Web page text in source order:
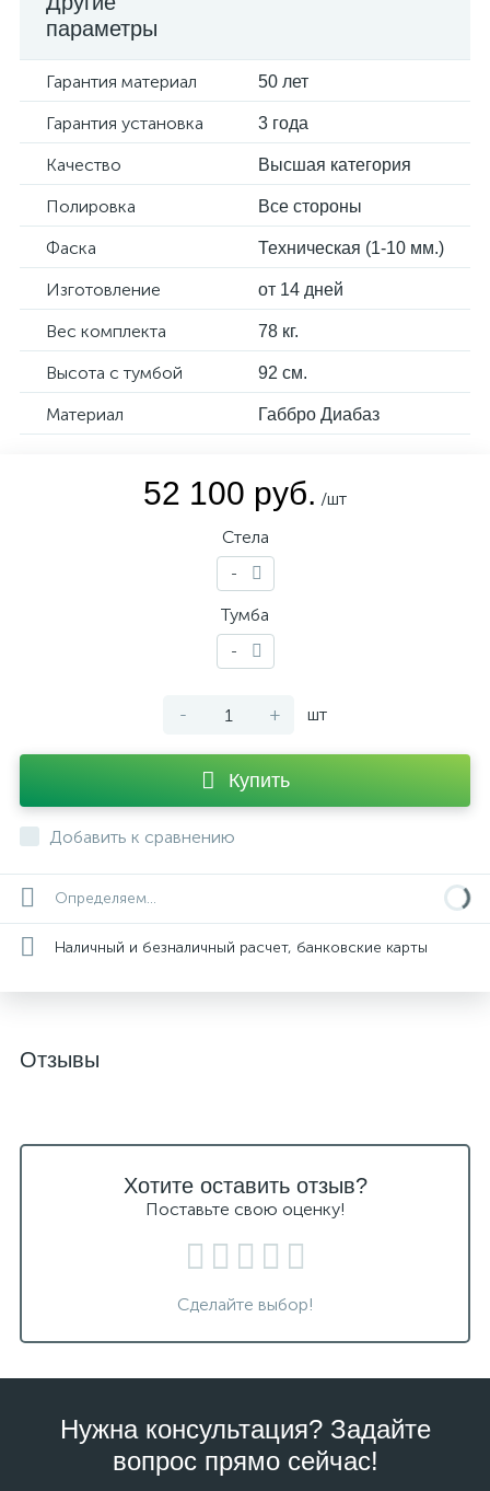
параметры
Гарантия материал 50 лет
Гарантия установка 3 года
Качество Высшая категория
Полировка Все стороны
Фаска Техническая (1-10 мм.)
Изготовление от 14 дней
Вес комплекта 78 кг.
Высота с тумбой 92 см.
Материал Габбро Диабаз
52 100 руб. /шт
Стела
-
Тумба
-
- + шт
Купить
Добавить к сравнению
Определяем...
Наличный и безналичный расчет, банковские карты
Отзывы
Хотите оставить отзыв?
Поставьте свою оценку!
Сделайте выбор!
Нужна консультация? Задайте
вопрос прямо сейчас!